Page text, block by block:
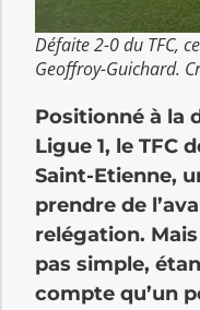
Défaite 2-0 du TFC,
Geoffroy-Guichard.
Positionné à la
Ligue 1, le TFC
Saint-Etienne,
prendre de
relégation.
pas simple,
compte qu’un